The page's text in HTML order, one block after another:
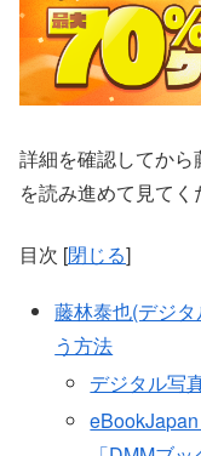
詳細を確認してか
を読み進めて見てく
目次 [閉じる]
藤林泰也(デジ
う方法
デジタル写